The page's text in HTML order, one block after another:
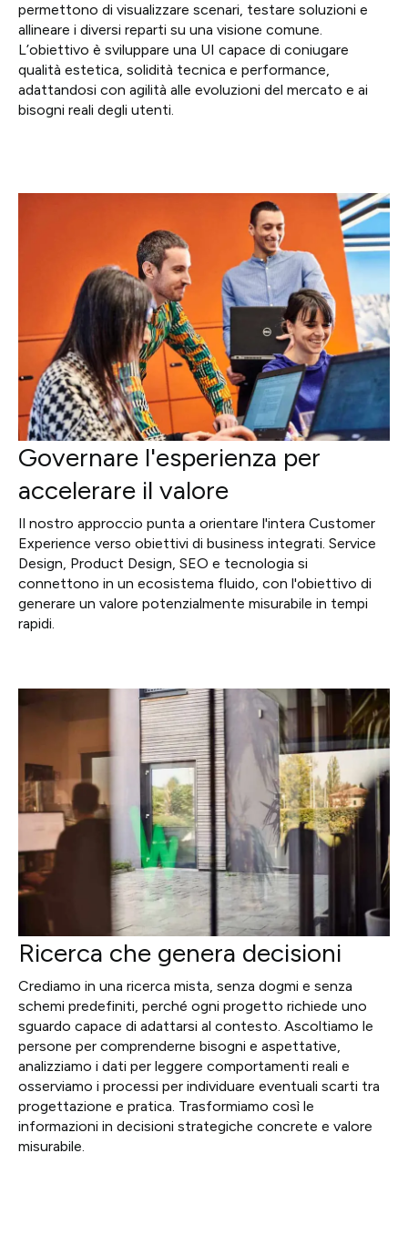
permettono di visualizzare scenari, testare soluzioni e
allineare i diversi reparti su una visione comune.
L’obiettivo è sviluppare una UI capace di coniugare
qualità estetica, solidità tecnica e performance,
adattandosi con agilità alle evoluzioni del mercato e ai
bisogni reali degli utenti.
Governare l'esperienza per
accelerare il valore
Il nostro approccio punta a orientare l'intera Customer
Experience verso obiettivi di business integrati. Service
Design, Product Design, SEO e tecnologia si
connettono in un ecosistema fluido, con l'obiettivo di
generare un valore potenzialmente misurabile in tempi
rapidi.
Ricerca che genera decisioni
Crediamo in una ricerca mista, senza dogmi e senza
schemi predefiniti, perché ogni progetto richiede uno
sguardo capace di adattarsi al contesto. Ascoltiamo le
persone per comprenderne bisogni e aspettative,
analizziamo i dati per leggere comportamenti reali e
osserviamo i processi per individuare eventuali scarti tra
progettazione e pratica. Trasformiamo così le
informazioni in decisioni strategiche concrete e valore
misurabile.